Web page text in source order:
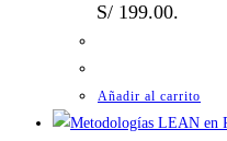
S/ 199.00.
Añadir al carrito